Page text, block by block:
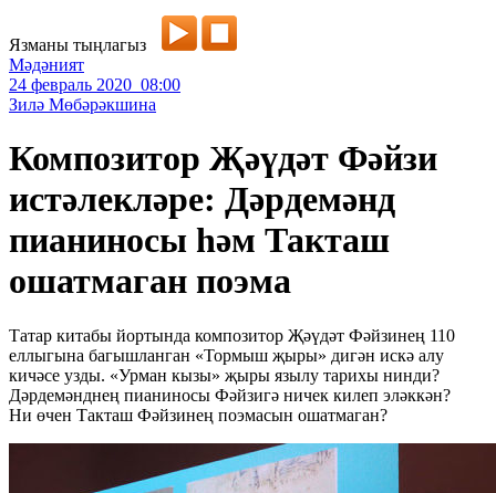
Язманы тыңлагыз
Мәдәният
24 февраль 2020 08:00
Зилә Мөбәрәкшина
Композитор Җәүдәт Фәйзи
истәлекләре: Дәрдемәнд
пианиносы һәм Такташ
ошатмаган поэма
Татар китабы йортында композитор Җәүдәт Фәйзинең 110
еллыгына багышланган «Тормыш җыры» дигән искә алу
кичәсе узды. «Урман кызы» җыры язылу тарихы нинди?
Дәрдемәнднең пианиносы Фәйзигә ничек килеп эләккән?
Ни өчен Такташ Фәйзинең поэмасын ошатмаган?